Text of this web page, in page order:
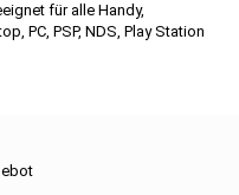
für alle Handy,
PC, PSP, NDS, Play Station